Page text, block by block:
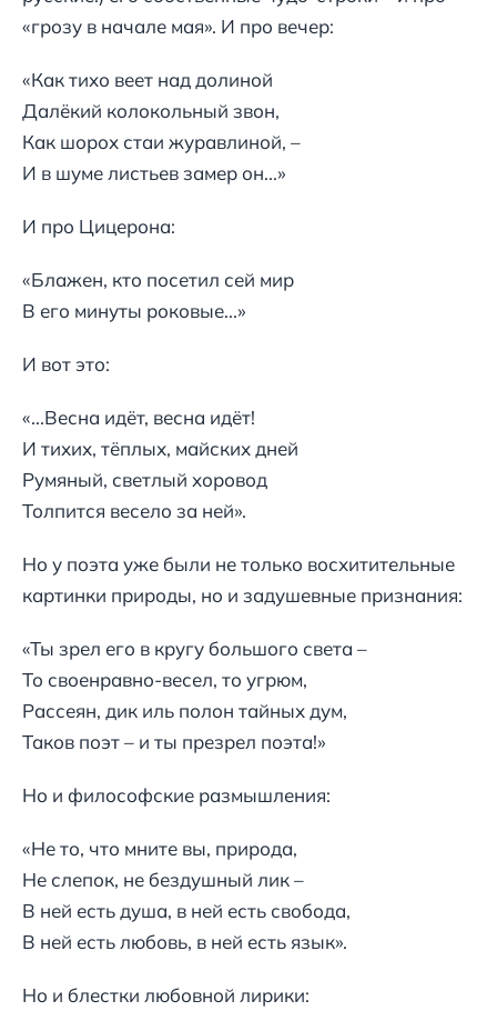
«грозу в начале мая». И про вечер:
«Как тихо веет над долиной
Далёкий колокольный звон,
Как шорох стаи журавлиной, –
И в шуме листьев замер он...»
И про Цицерона:
«Блажен, кто посетил сей мир
В его минуты роковые...»
И вот это:
«...Весна идёт, весна идёт!
И тихих, тёплых, майских дней
Румяный, светлый хоровод
Толпится весело за ней».
Но у поэта уже были не только восхитительные
картинки природы, но и задушевные признания:
«Ты зрел его в кругу большого света –
То своенравно-весел, то угрюм,
Рассеян, дик иль полон тайных дум,
Таков поэт – и ты презрел поэта!»
Но и философские размышления:
«Не то, что мните вы, природа,
Не слепок, не бездушный лик –
В ней есть душа, в ней есть свобода,
В ней есть любовь, в ней есть язык».
Но и блестки любовной лирики: